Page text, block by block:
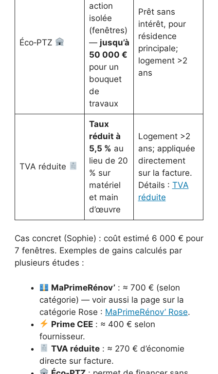
Éco‑PTZ
action
isolée
(fenêtres)
— jusqu’à
50 000 €
pour un
bouquet
de
travaux
Prêt sans
intérêt, pour
résidence
principale;
logement >2
ans
TVA réduite
Taux
réduit à
5,5 % au
lieu de 20
% sur
matériel
et main
d’œuvre
Logement >2
ans; appliquée
directement
sur la facture.
Détails : TVA
réduite
Cas concret (Sophie) : coût estimé 6 000 € pour
7 fenêtres. Exemples de gains calculés par
plusieurs études :
MaPrimeRénov’ : ≈ 700 € (selon
catégorie) — voir aussi la page sur la
catégorie Rose : MaPrimeRénov’ Rose.
Prime CEE : ≈ 400 € selon
fournisseur.
TVA réduite : ≈ 270 € d’économie
directe sur facture.